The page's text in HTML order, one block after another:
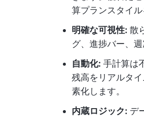
算プランスタイル
明確な可視性: 散
グ、進捗バー、
自動化: 手計算は
残高をリアルタ
素化します。
内蔵ロジック: デ